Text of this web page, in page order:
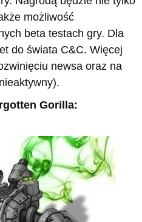
możliwość
beta testach gry. Dla
do świata C&C. Więcej
newsa oraz na
Gorilla: